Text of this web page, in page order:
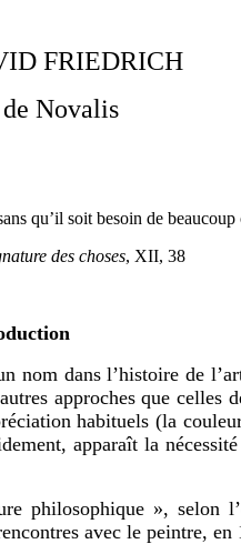
FRIEDRICH
Novalis
qu’il soit besoin de
des choses, XII, 38
dans l’histoire de
approches que celles
habituels (la
apparaît la
philosophique », selon
avec le peintre, en